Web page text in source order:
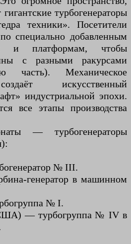
турбогенераторы
техники». Посетители
специально добавленным
и платформам, чтобы
с разными ракурсами
часть). Механическое
искусственный
индустриальной эпохи.
все этапы производства
— турбогенераторы
№ III.
генератор в машинном
№ I.
— турбогруппа № IV в